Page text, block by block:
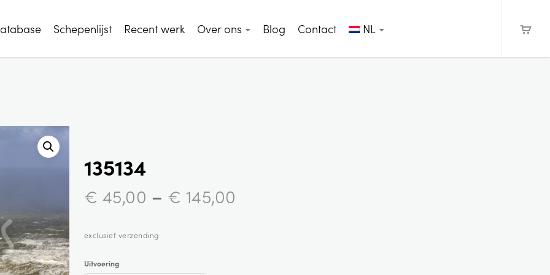
Schepenlijst Recent werk Over ons Blog Contact NL
135134
€ 45,00 – € 145,00
exclusief verzending
Uitvoering